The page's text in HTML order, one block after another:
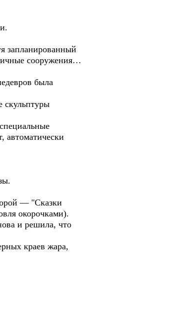
запланированный
сооружения…
была
скульптуры
автоматически
— "Сказки
окорочками).
и решила, что
краев жара,